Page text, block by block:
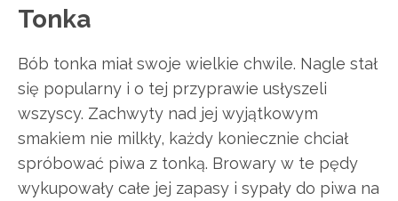
Tonka
Bób tonka miał swoje wielkie chwile. Nagle stał
się popularny i o tej przyprawie usłyszeli
wszyscy. Zachwyty nad jej wyjątkowym
smakiem nie milkły, każdy koniecznie chciał
spróbować piwa z tonką. Browary w te pędy
wykupowały całe jej zapasy i sypały do piwa na